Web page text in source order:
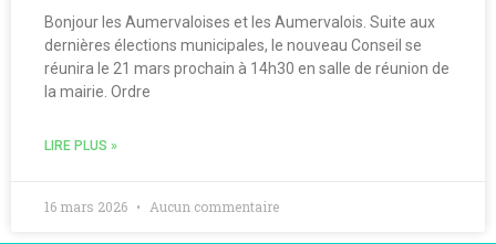
Bonjour les Aumervaloises et les Aumervalois. Suite aux
dernières élections municipales, le nouveau Conseil se
réunira le 21 mars prochain à 14h30 en salle de réunion de
la mairie. Ordre
LIRE PLUS »
16 mars 2026 Aucun commentaire